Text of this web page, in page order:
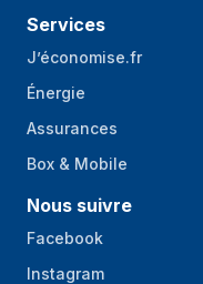
Services
J’économise.fr
Énergie
Assurances
Box & Mobile
Nous suivre
Facebook
Instagram